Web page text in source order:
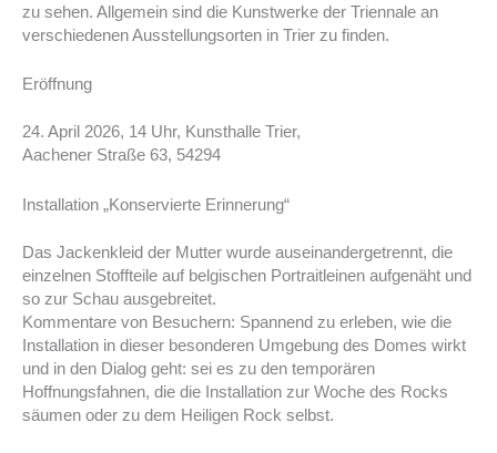
zu sehen. Allgemein sind die Kunstwerke der Triennale an
verschiedenen Ausstellungsorten in Trier zu finden.
Eröffnung
24. April 2026, 14 Uhr, Kunsthalle Trier,
Aachener Straße 63, 54294
Installation „Konservierte Erinnerung“
Das Jackenkleid der Mutter wurde auseinandergetrennt, die
einzelnen Stoffteile auf belgischen Portraitleinen aufgenäht und
so zur Schau ausgebreitet.
Kommentare von Besuchern: Spannend zu erleben, wie die
Installation in dieser besonderen Umgebung des Domes wirkt
und in den Dialog geht: sei es zu den temporären
Hoffnungsfahnen, die die Installation zur Woche des Rocks
säumen oder zu dem Heiligen Rock selbst.